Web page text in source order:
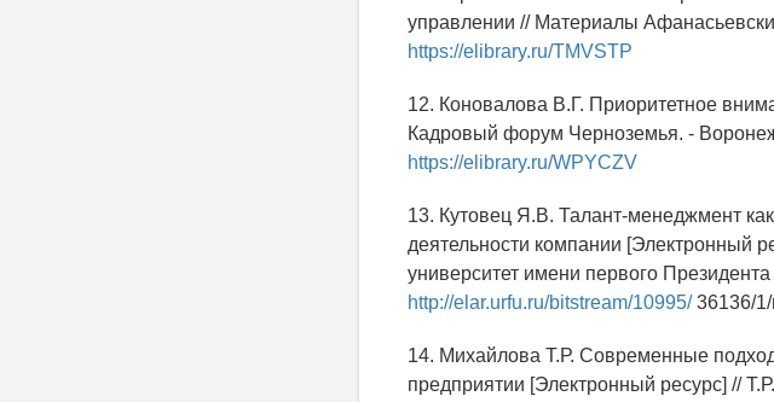
управлении // Материалы
https://elibrary.ru/TMVSTP
12. Коновалова В.Г. Приоритетное
Кадровый форум Черноземья. -
https://elibrary.ru/WPYCZV
13. Кутовец Я.В. Талант-менеджмент
деятельности компании [Электронный
университет имени первого
http://elar.urfu.ru/bitstream/10995/36136/1/
14. Михайлова Т.Р. Современные
предприятии [Электронный ресурс] //